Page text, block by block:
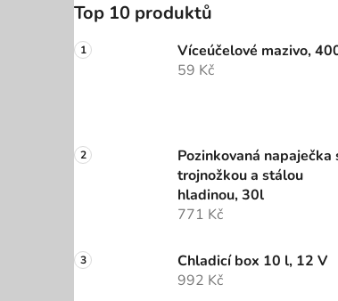
Top 10 produktů
Víceúčelové mazivo,
59 Kč
Pozinkovaná napaječka
trojnožkou a stálou
hladinou, 30l
771 Kč
Chladicí box 10 l, 12 V
992 Kč